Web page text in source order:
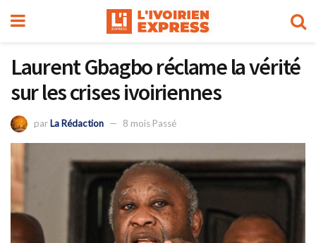
Laurent Gbagbo réclame la vérité
sur les crises ivoiriennes
parLa Rédaction 8 mois Passé